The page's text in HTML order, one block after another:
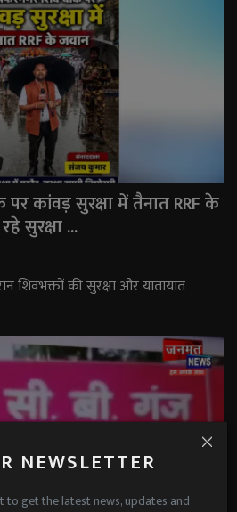
NEWSLETTER
to get the latest news, updates and
कांवड़ सुरक्षा में तैनात RRF के
सुरक्षा ...
शिवभक्तों की सुरक्षा और यातायात